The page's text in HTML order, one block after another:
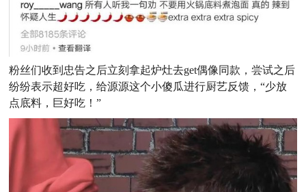
粉丝们收到忠告之后立刻拿起炉灶去get偶像同款，尝试之后
纷纷表示超好吃，给源源这个小傻瓜进行厨艺反馈，“少放
点底料，巨好吃！”